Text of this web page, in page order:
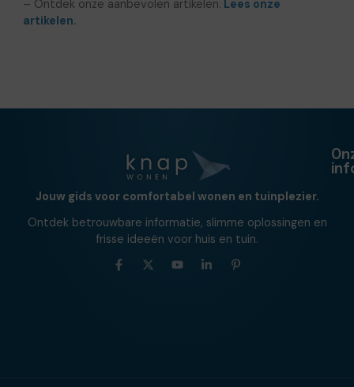
– Ontdek onze aanbevolen artikelen. Lees onze
artikelen.
Jouw gids voor comfortabel wonen en tuinplezier.
Ontdek betrouwbare informatie, slimme oplossingen en
frisse ideeën voor huis en tuin.